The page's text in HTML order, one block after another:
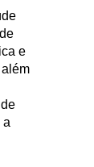
e
a